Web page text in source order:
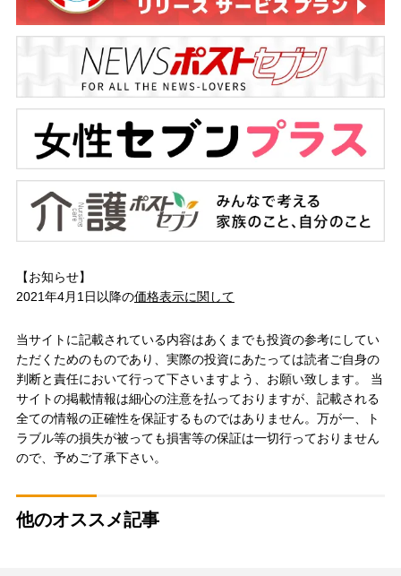
【お知らせ】
2021年4月1日以降の価格表示に関して
当サイトに記載されている内容はあくまでも投資の参考にしてい
ただくためのものであり、実際の投資にあたっては読者ご自身の
判断と責任において行って下さいますよう、お願い致します。 当
サイトの掲載情報は細心の注意を払っておりますが、記載される
全ての情報の正確性を保証するものではありません。万が一、ト
ラブル等の損失が被っても損害等の保証は一切行っておりません
ので、予めご了承下さい。
他のオススメ記事